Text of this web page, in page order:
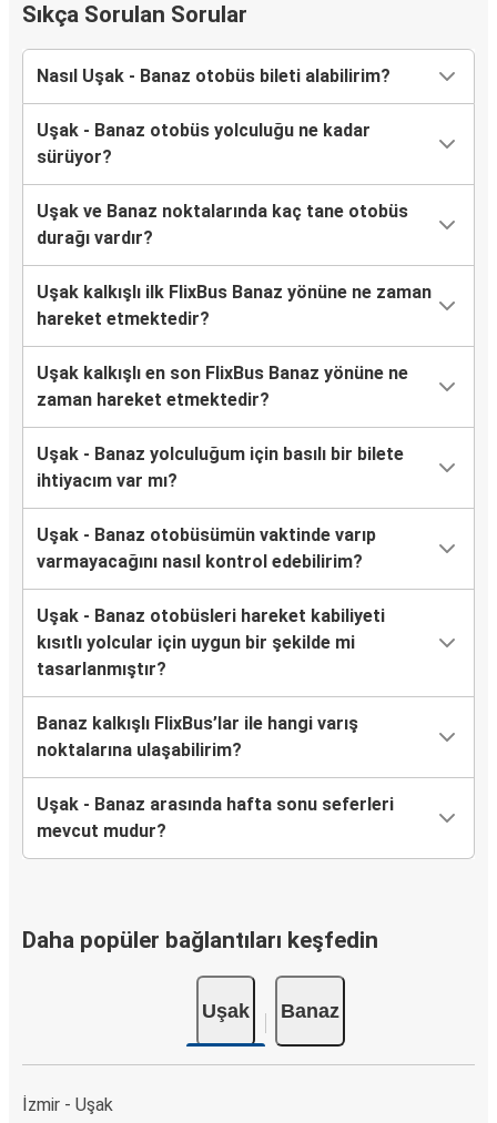
Sıkça Sorulan Sorular
Nasıl Uşak - Banaz otobüs bileti alabilirim?
Uşak - Banaz otobüs yolculuğu ne kadar
sürüyor?
Uşak ve Banaz noktalarında kaç tane otobüs
durağı vardır?
Uşak kalkışlı ilk FlixBus Banaz yönüne ne zaman
hareket etmektedir?
Uşak kalkışlı en son FlixBus Banaz yönüne ne
zaman hareket etmektedir?
Uşak - Banaz yolculuğum için basılı bir bilete
ihtiyacım var mı?
Uşak - Banaz otobüsümün vaktinde varıp
varmayacağını nasıl kontrol edebilirim?
Uşak - Banaz otobüsleri hareket kabiliyeti
kısıtlı yolcular için uygun bir şekilde mi
tasarlanmıştır?
Banaz kalkışlı FlixBus’lar ile hangi varış
noktalarına ulaşabilirim?
Uşak - Banaz arasında hafta sonu seferleri
mevcut mudur?
Daha popüler bağlantıları keşfedin
Uşak Banaz
İzmir - Uşak